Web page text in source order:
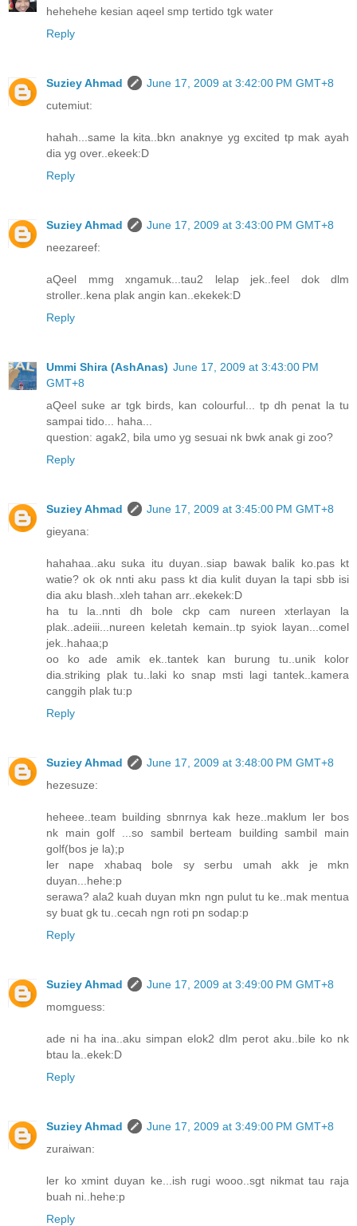
hehehehe kesian aqeel smp tertido tgk water
Reply
Suziey Ahmad
June 17, 2009 at 3:42:00 PM GMT+8
cutemiut:
hahah...same la kita..bkn anaknye yg excited tp mak ayah
dia yg over..ekeek:D
Reply
Suziey Ahmad
June 17, 2009 at 3:43:00 PM GMT+8
neezareef:
aQeel mmg xngamuk...tau2 lelap jek..feel dok dlm
stroller..kena plak angin kan..ekekek:D
Reply
Ummi Shira (AshAnas) June 17, 2009 at 3:43:00 PM
GMT+8
aQeel suke ar tgk birds, kan colourful... tp dh penat la tu
sampai tido... haha...
question: agak2, bila umo yg sesuai nk bwk anak gi zoo?
Reply
Suziey Ahmad
June 17, 2009 at 3:45:00 PM GMT+8
gieyana:
hahahaa..aku suka itu duyan..siap bawak balik ko.pas kt
watie? ok ok nnti aku pass kt dia kulit duyan la tapi sbb isi
dia aku blash..xleh tahan arr..ekekek:D
ha tu la..nnti dh bole ckp cam nureen xterlayan la
plak..adeiii...nureen keletah kemain..tp syiok layan...comel
jek..hahaa;p
oo ko ade amik ek..tantek kan burung tu..unik kolor
dia.striking plak tu..laki ko snap msti lagi tantek..kamera
canggih plak tu:p
Reply
Suziey Ahmad
June 17, 2009 at 3:48:00 PM GMT+8
hezesuze:
heheee..team building sbnrnya kak heze..maklum ler bos
nk main golf ...so sambil berteam building sambil main
golf(bos je la);p
ler nape xhabaq bole sy serbu umah akk je mkn
duyan...hehe:p
serawa? ala2 kuah duyan mkn ngn pulut tu ke..mak mentua
sy buat gk tu..cecah ngn roti pn sodap:p
Reply
Suziey Ahmad
June 17, 2009 at 3:49:00 PM GMT+8
momguess:
ade ni ha ina..aku simpan elok2 dlm perot aku..bile ko nk
btau la..ekek:D
Reply
Suziey Ahmad
June 17, 2009 at 3:49:00 PM GMT+8
zuraiwan:
ler ko xmint duyan ke...ish rugi wooo..sgt nikmat tau raja
buah ni..hehe:p
Reply